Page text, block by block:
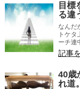
目標
る違
なんだ
トケ
ーチ連
記事
40歳
れ道